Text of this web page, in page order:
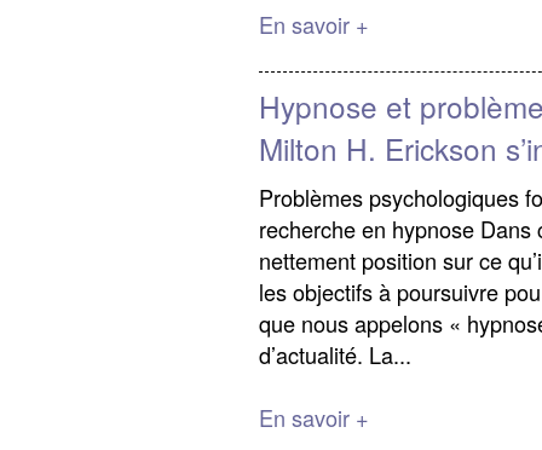
En savoir +
Hypnose et
Milton H. Erickson
Problèmes psychologiques
recherche en hypnose
nettement position sur ce
les objectifs à poursuivre
que nous appelons «
d’actualité. La...
En savoir +